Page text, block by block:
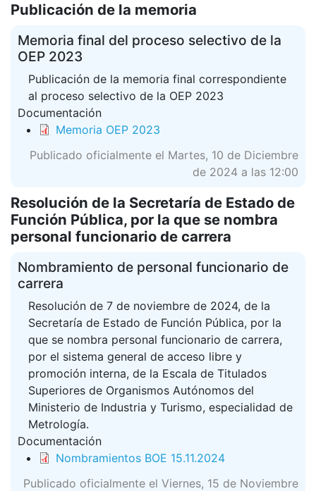
Publicación de la memoria
Memoria final del proceso selectivo de la
OEP 2023
Publicación de la memoria final correspondiente
al proceso selectivo de la OEP 2023
Documentación
Memoria OEP 2023
Publicado oficialmente el Martes, 10 de Diciembre
de 2024 a las 12:00
Resolución de la Secretaría de Estado de
Función Pública, por la que se nombra
personal funcionario de carrera
Nombramiento de personal funcionario de
carrera
Resolución de 7 de noviembre de 2024, de la
Secretaría de Estado de Función Pública, por la
que se nombra personal funcionario de carrera,
por el sistema general de acceso libre y
promoción interna, de la Escala de Titulados
Superiores de Organismos Autónomos del
Ministerio de Industria y Turismo, especialidad de
Metrología.
Documentación
Nombramientos BOE 15.11.2024
Publicado oficialmente el Viernes, 15 de Noviembre